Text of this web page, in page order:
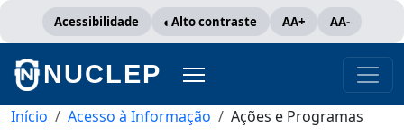
Acessibilidade Alto contraste AA+ AA-
NUCLEP
Trilha de navegação
Início Acesso à Informação Ações e Programas